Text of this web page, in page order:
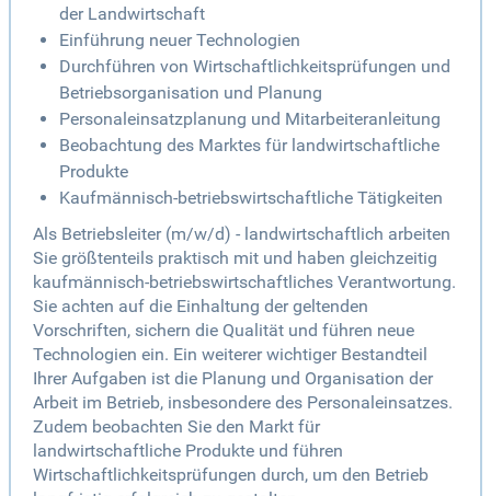
der Landwirtschaft
Einführung neuer Technologien
Durchführen von Wirtschaftlichkeitsprüfungen und
Betriebsorganisation und Planung
Personaleinsatzplanung und Mitarbeiteranleitung
Beobachtung des Marktes für landwirtschaftliche
Produkte
Kaufmännisch-betriebswirtschaftliche Tätigkeiten
Als Betriebsleiter (m/w/d) - landwirtschaftlich arbeiten
Sie größtenteils praktisch mit und haben gleichzeitig
kaufmännisch-betriebswirtschaftliches Verantwortung.
Sie achten auf die Einhaltung der geltenden
Vorschriften, sichern die Qualität und führen neue
Technologien ein. Ein weiterer wichtiger Bestandteil
Ihrer Aufgaben ist die Planung und Organisation der
Arbeit im Betrieb, insbesondere des Personaleinsatzes.
Zudem beobachten Sie den Markt für
landwirtschaftliche Produkte und führen
Wirtschaftlichkeitsprüfungen durch, um den Betrieb